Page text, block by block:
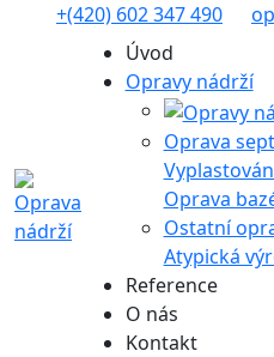
+(420) 602 347 490
Úvod
Opravy nádrží
Oprava
Oprava
Ostatní
Atypická
Reference
O nás
Kontakt